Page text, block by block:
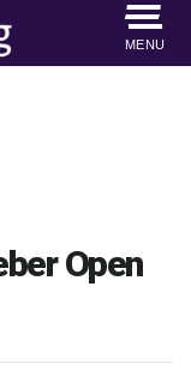
MENU
Open